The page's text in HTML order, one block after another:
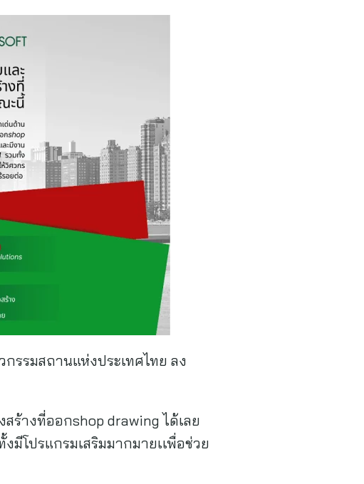
รรมสถานแห่งประเทศไทย ลง
ร้างที่ออกshop drawing ได้เลย
มีโปรแกรมเสริมมากมายเเพื่อช่วย